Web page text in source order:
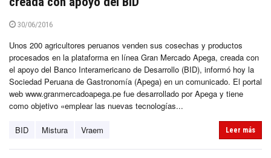
30/06/2016
Unos 200 agricultores peruanos venden sus cosechas y productos
procesados en la plataforma en línea Gran Mercado Apega, creada con
el apoyo del Banco Interamericano de Desarrollo (BID), informó hoy la
Sociedad Peruana de Gastronomía (Apega) en un comunicado. El portal
web www.granmercadoapega.pe fue desarrollado por Apega y tiene
como objetivo «emplear las nuevas tecnologías...
BID Mistura Vraem Leer más